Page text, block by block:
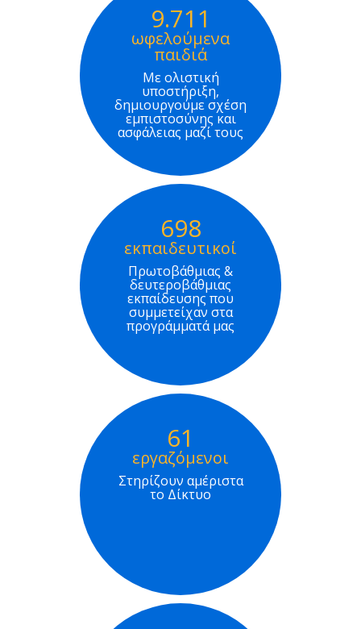
9.711
ωφελούμενα
παιδιά
Με ολιστική
υποστήριξη,
δημιουργούμε σχέση
εμπιστοσύνης και
ασφάλειας μαζί τους
698
εκπαιδευτικοί
Πρωτοβάθμιας &
δευτεροβάθμιας
εκπαίδευσης που
συμμετείχαν στα
προγράμματά μας
61
εργαζόμενοι
Στηρίζουν αμέριστα
το Δίκτυο